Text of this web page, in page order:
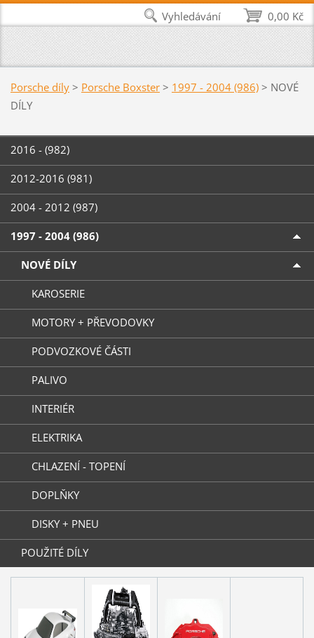
Porsche díly > Porsche Boxster > 1997 - 2004 (986) > NOVÉ
DÍLY
2016 - (982)
2012-2016 (981)
2004 - 2012 (987)
1997 - 2004 (986)
NOVÉ DÍLY
KAROSERIE
MOTORY + PŘEVODOVKY
PODVOZKOVÉ ČÁSTI
PALIVO
INTERIÉR
ELEKTRIKA
CHLAZENÍ - TOPENÍ
DOPLŇKY
DISKY + PNEU
POUŽITÉ DÍLY
0,00 Kč
Vyhledávání